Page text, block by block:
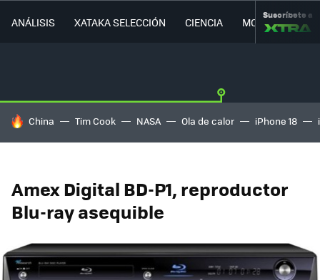
ANÁLISIS XATAKA SELECCIÓN CIENCIA MOVILIDAD
Suscríbete a
HOY SE HABLA DE
China Tim Cook NASA Ola de calor iPhone 18
Amex Digital BD-P1, reproductor
Blu-ray asequible